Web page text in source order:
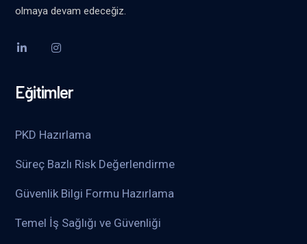
olmaya devam edeceğiz.
Eğitimler
PKD Hazırlama
Süreç Bazlı Risk Değerlendirme
Güvenlik Bilgi Formu Hazırlama
Temel İş Sağlığı ve Güvenliği